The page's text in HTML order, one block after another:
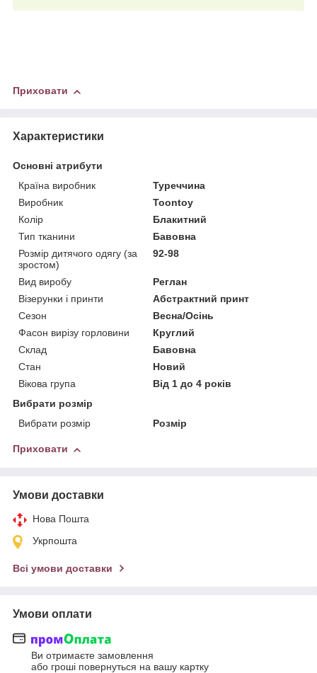
Приховати
Характеристики
Основні атрибути
Країна виробник
Туреччина
Виробник
Toontoy
Колір
Блакитний
Тип тканини
Бавовна
Розмір дитячого одягу (за
зростом)
92-98
Вид виробу
Реглан
Візерунки і принти
Абстрактний принт
Сезон
Весна/Осінь
Фасон вирізу горловини
Круглий
Склад
Бавовна
Стан
Новий
Вікова група
Від 1 до 4 років
Вибрати розмір
Вибрати розмір
Розмір
Приховати
Умови доставки
Нова Пошта
Укрпошта
Всі умови доставки
Умови оплати
Ви отримаєте замовлення
або гроші повернуться на вашу картку